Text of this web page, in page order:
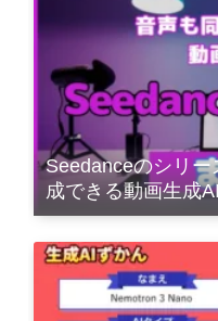
Seedanceのシリ
成できる動画生成